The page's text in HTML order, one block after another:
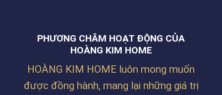
PHƯƠNG CHÂM HOẠT ĐỘNG CỦA
HOÀNG KIM HOME
HOÀNG KIM HOME luôn mong muốn
được đồng hành, mang lại những giá trị